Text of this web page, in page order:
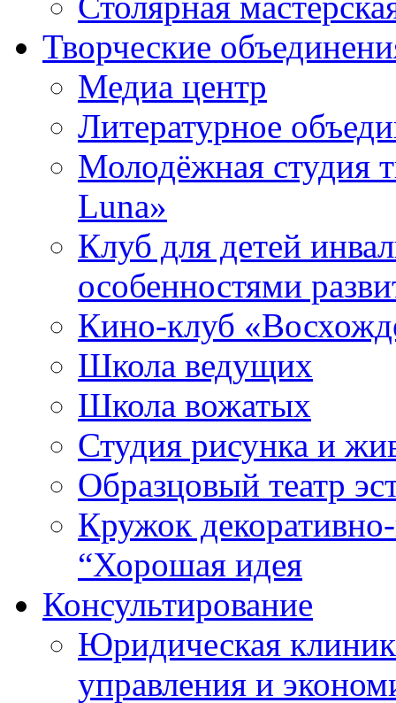
Творческие
Медиа центр
Литературное
Молодёжная студия
Luna»
Клуб для детей
особенностями
Кино-клуб
Школа ведущих
Школа вожатых
Студия рисунка и
Образцовый театр
Кружок
“Хорошая идея
Консультирование
Юридическая
управления и